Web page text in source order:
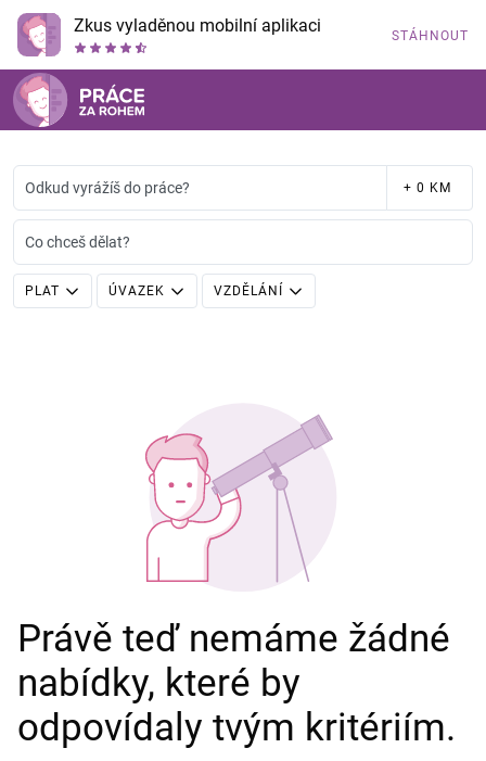
Zkus vyladěnou mobilní aplikaci STÁHNOUT
Odkud vyrážíš do práce? + 0 KM
Co chceš dělat?
PLAT ÚVAZEK VZDĚLÁNÍ
Právě teď nemáme žádné
nabídky, které by
odpovídaly tvým kritériím.